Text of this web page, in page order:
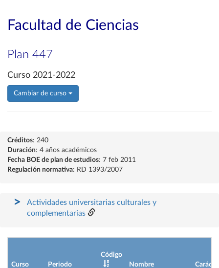
Facultad de Ciencias
Plan 447
Curso 2021-2022
Cambiar de curso
Créditos: 240
Duración: 4 años académicos
Fecha BOE de plan de estudios: 7 feb 2011
Regulación normativa: RD 1393/2007
Actividades universitarias culturales y
complementarias
Curso Periodo
Código
Nombre